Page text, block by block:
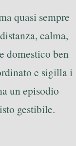
quasi sempre
calma,
domestico ben
e sigilla i
un episodio
gestibile.